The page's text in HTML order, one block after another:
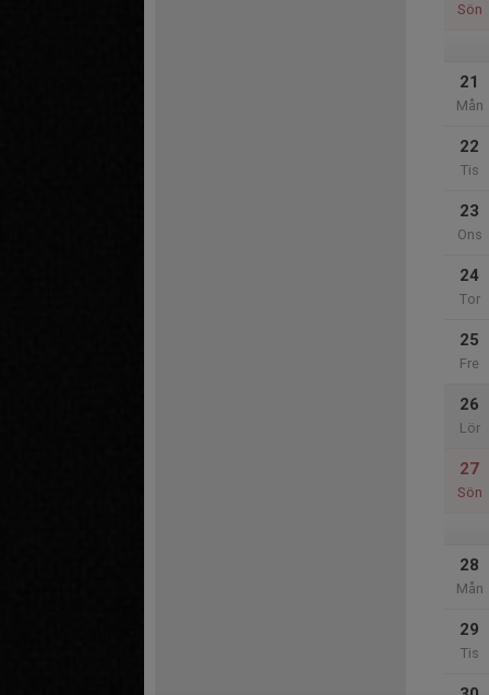
Sön
21
Mån
22
Tis
23
Ons
24
Tor
25
Fre
26
Lör
27
Sön
28
Mån
29
Tis